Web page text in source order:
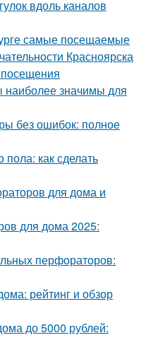
вдоль каналов
самые посещаемые
Красноярска
наиболее значимы для
без ошибок: полное
пола: как сделать
для дома и
для дома 2025:
перфораторов:
рейтинг и обзор
до 5000 рублей: